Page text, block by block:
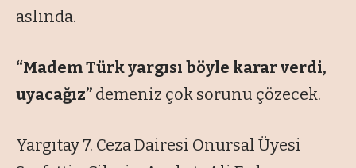
aslında.
“Madem Türk yargısı böyle karar verdi,
uyacağız” demeniz çok sorunu çözecek.
Yargıtay 7. Ceza Dairesi Onursal Üyesi